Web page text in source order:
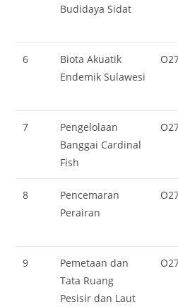
Budidaya Sidat
6
Biota Akuatik
Endemik Sulawesi
7
Pengelolaan
Banggai Cardinal
Fish
8
Pencemaran
Perairan
9
Pemetaan dan
Tata Ruang
Pesisir dan Laut